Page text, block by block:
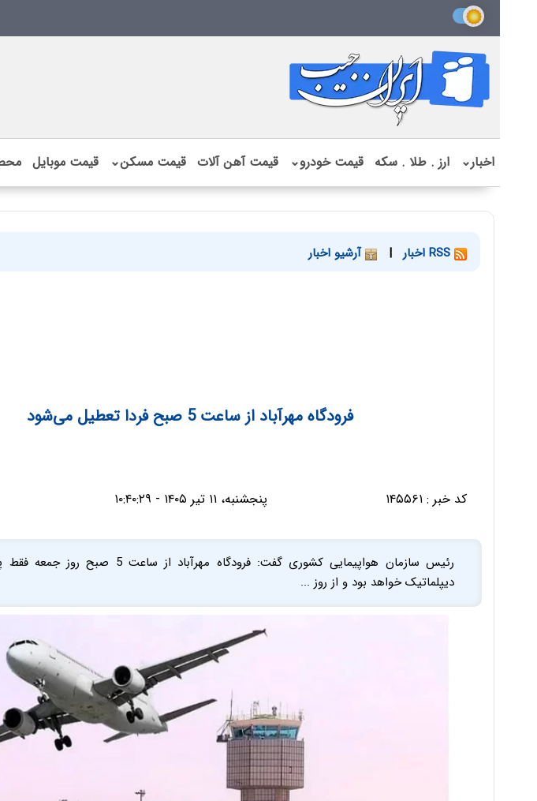
اخبار⌄ ارز . طلا . سکه قیمت خودرو⌄ قیمت آهن آلات قیمت مسکن⌄ قیمت موبایل
| آرشیو اخبار
فرودگاه مهرآباد از ساعت 5 صبح فردا تعطیل می‌شود
کد خبر :۱۴۵۵۶۱ پنجشنبه، ۱۱ تیر ۱۴۰۵ - ۱۰:۴۰:۲۹
رئیس سازمان هواپیمایی کشوری گفت: فرودگاه مهرآباد
دیپلماتیک خواهد بود و از روز ...